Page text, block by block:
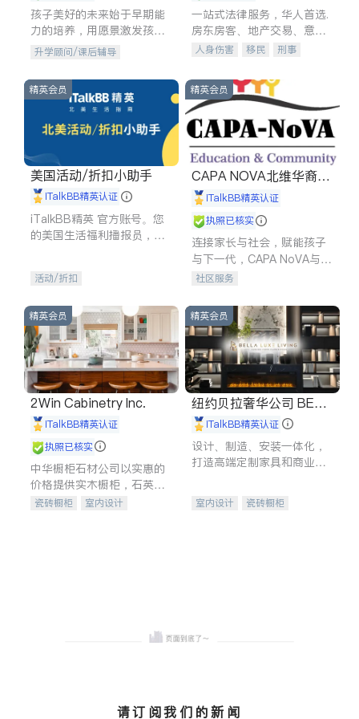
孩子美好的未来始于早期能
力的培养，用愿景激发孩子
的学习潜力和动力。理念：
拥有成长型心态是成功的基
石。
升学顾问/课后辅导
一站式法律服务，华人首选.
房东房客、地产交易、意外
伤害、车祸重伤、商业诉
建筑合同、刑事案件全包办
人身伤害 移民
刑事
信托/遗嘱
商业
索赔
律师-其它 保释
精英会员
美国活动/折扣小助手
iTalkBB精英认证
iTalkBB精英 官方账号。您
的美国生活福利播报员，精
专属福利。
活动/折扣
精英会员
CAPA NOVA北维华裔家
长会iTalkBB精英认证
执照已核实
连接家长与社会，赋能孩子
与下一代，CAPA NoVA与您
携手建设包容、公平、充满
社区服务
精英会员
2Win Cabinetry Inc.
iTalkBB精英认证
执照已核实
中华橱柜石材公司以实惠的
价格提供实木橱柜，石英石
台面，多种优质不锈钢水
瓷砖橱柜
室内设计
精英会员
纽约贝拉奢华公司 BELL
A LUXE
iTalkBB精英认证
设计、制造、安装一体化，
打造高端定制家具和商业空
室内设计
瓷砖橱柜
请订阅我们的新闻